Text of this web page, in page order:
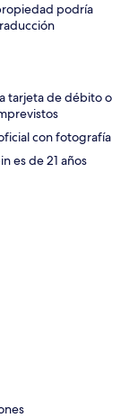
podría
tarjeta de débito o
con fotografía
es de 21 años